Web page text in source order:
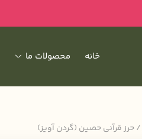
خانه محصولات ما
/ حرز قرآنی حصین (گردن آویز)